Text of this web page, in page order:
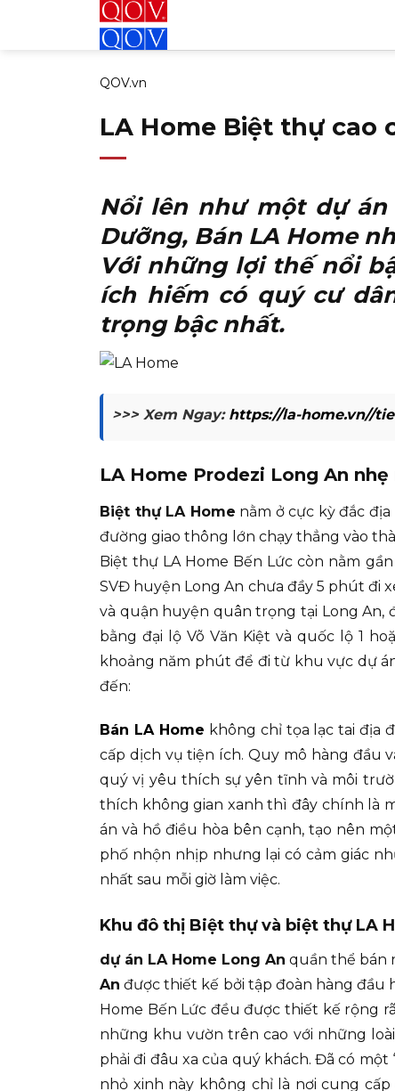
QOV.vn
LA Home Biệt thự cao
Nổi lên như một dự
Dưỡng, Bán LA Home
Với những lợi thế nổi
ích hiếm có quý cư
trọng bậc nhất.
>>> Xem Ngay: https://la-home.vn//
LA Home Prodezi Long An
Biệt thự LA Home nằm ở cực kỳ đắc
đường giao thông lớn chạy thẳng vào
Biệt thự LA Home Bến Lức còn nằm
SVĐ huyện Long An chưa đầy 5 phút đi
và quận huyện quân trọng tại Long An,
bằng đại lộ Võ Văn Kiệt và quốc lộ 1
khoảng năm phút để đi từ khu vực dự
đến:
Bán LA Home không chỉ tọa lạc tai địa
cấp dịch vụ tiện ích. Quy mô hàng đầu
quý vị yêu thích sự yên tĩnh và môi
thích không gian xanh thì đây chính là
án và hồ điều hòa bên cạnh, tạo nên
phố nhộn nhịp nhưng lại có cảm giác
nhất sau mỗi giờ làm việc.
Khu đô thị Biệt thự và biệt thự LA
dự án LA Home Long An quần thể bán
An được thiết kế bởi tập đoàn hàng đầu
Home Bến Lức đều được thiết kế rộng
những khu vườn trên cao với những
phải đi đâu xa của quý khách. Đã có một
nhỏ xinh này không chỉ là nơi cung